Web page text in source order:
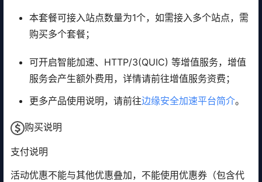
本套餐可接入站点数量为1个，如需接入多个站点，需
购买多个套餐；
可开启智能加速、HTTP/3(QUIC) 等增值服务，增值
服务会产生额外费用，详情请前往增值服务资费；
更多产品使用说明，请前往边缘安全加速平台简介。
购买说明
支付说明
活动优惠不能与其他优惠叠加，不能使用优惠券（包含代